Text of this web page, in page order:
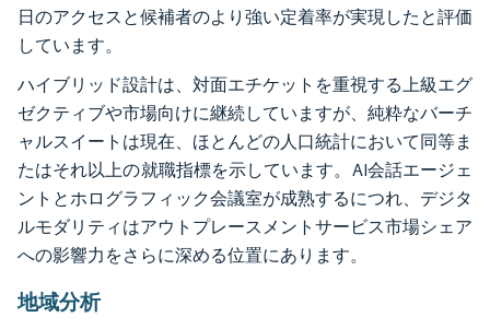
日のアクセスと候補者のより強い定着率が実現したと評価
しています。
ハイブリッド設計は、対面エチケットを重視する上級エグ
ゼクティブや市場向けに継続していますが、純粋なバーチ
ャルスイートは現在、ほとんどの人口統計において同等ま
たはそれ以上の就職指標を示しています。AI会話エージェ
ントとホログラフィック会議室が成熟するにつれ、デジタ
ルモダリティはアウトプレースメントサービス市場シェア
への影響力をさらに深める位置にあります。
地域分析